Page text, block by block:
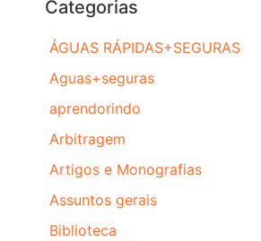
Categorias
ÁGUAS RÁPIDAS+SEGURAS
Aguas+seguras
aprendorindo
Arbitragem
Artigos e Monografias
Assuntos gerais
Biblioteca